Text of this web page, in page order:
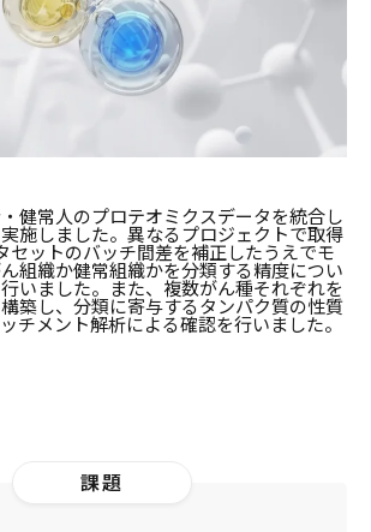
健常人のプロテオミクスデータを統合し
施しました。異なるプロジェクトで取得
セットのバッチ間差を補正したうえでモ
組織か健常組織かを分類する精度につい
いました。また、複数がん種それぞれを
築し、分類に寄与するタンパク質の性質
チメント解析による確認を行いました。
課題